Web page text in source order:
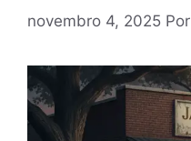
novembro 4, 2025 Por